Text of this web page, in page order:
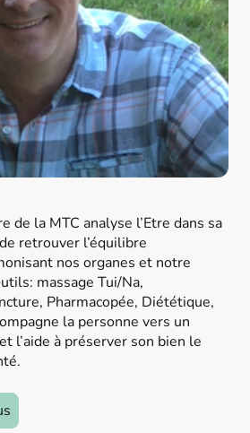
de la MTC analyse l’Etre dans sa
retrouver l’équilibre
nos organes et notre
massage Tui/Na,
Pharmacopée, Diététique,
la personne vers un
l’aide à préserver son bien le